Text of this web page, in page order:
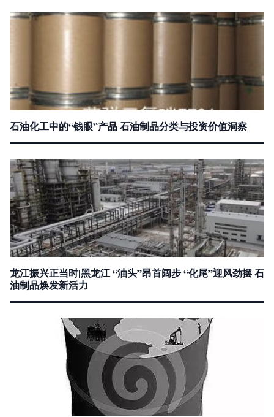
石油化工中的“钱眼”产品 石油制品分类与投资价值洞察
龙江振兴正当时|黑龙江 “油头”昂首阔步 “化尾”迎风劲摆 石
油制品焕发新活力